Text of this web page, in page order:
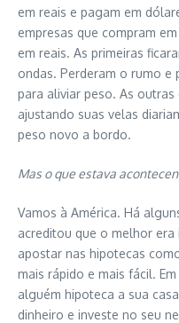
em reais e pagam em
empresas que compram
em reais. As primeiras
ondas. Perderam o rumo
para aliviar peso. As
ajustando suas velas
peso novo a bordo.
Mas o que estava
Vamos à América. Há
acreditou que o melhor era
apostar nas hipotecas
mais rápido e mais fácil.
alguém hipoteca a sua
dinheiro e investe no seu